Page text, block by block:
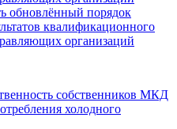
обновлённый порядок
квалификационного
организаций